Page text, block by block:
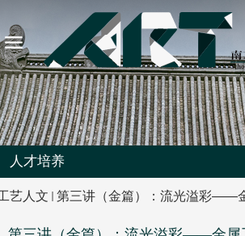
人才培养
艺人文 第三讲（金篇）：流光溢彩——